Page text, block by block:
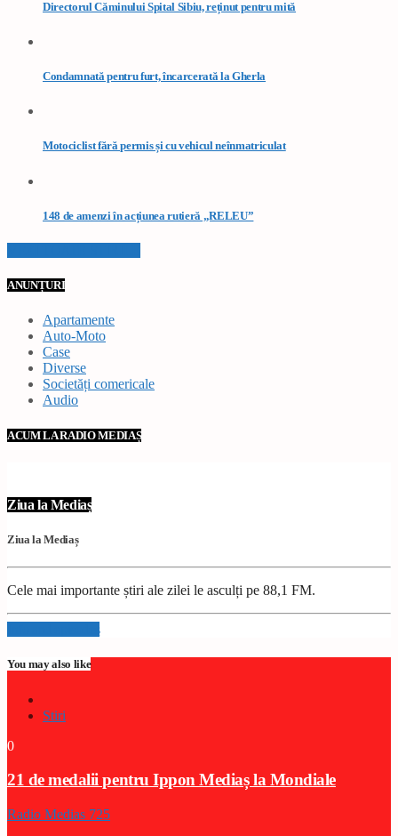
Directorul Căminului Spital Sibiu, reținut pentru mită
Condamnată pentru furt, încarcerată la Gherla
Motociclist fără permis și cu vehicul neînmatriculat
148 de amenzi în acțiunea rutieră „RELEU”
ANUNȚURI
Apartamente
Auto-Moto
Case
Diverse
Societăți comericale
Audio
ACUM LA RADIO MEDIAȘ
Ziua la Mediaș
Ziua la Mediaș
Cele mai importante știri ale zilei le asculți pe 88,1 FM.
Info and episodes
You may also like
Stiri
0
21 de medalii pentru Ippon Mediaș la Mondiale
Radio Medias 725